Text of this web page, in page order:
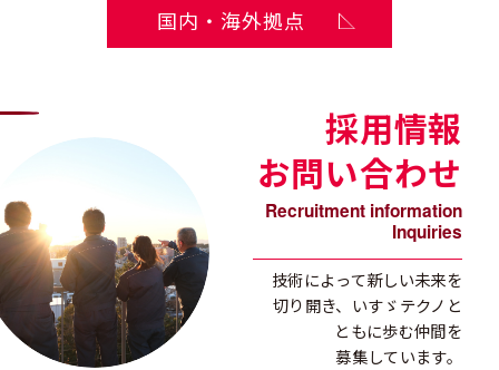
国内・海外拠点
採用情報
お問い合わせ
Recruitment information
Inquiries
技術によって新しい未来を
切り開き、 いすゞテクノと
ともに歩む仲間を
募集しています。